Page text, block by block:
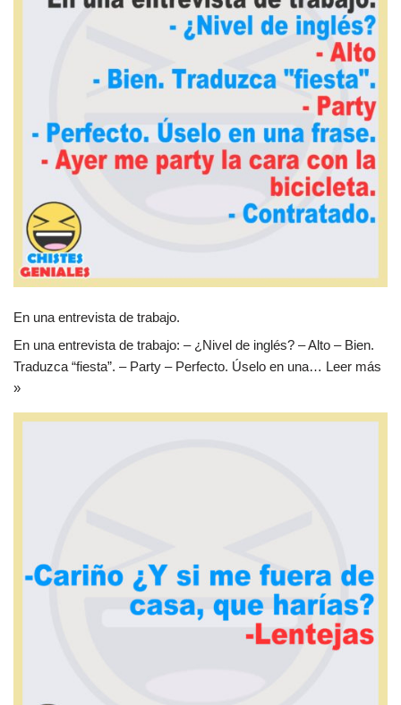
En una entrevista de trabajo.
En una entrevista de trabajo: – ¿Nivel de inglés? – Alto – Bien.
Traduzca “fiesta”. – Party – Perfecto. Úselo en una… Leer más
»